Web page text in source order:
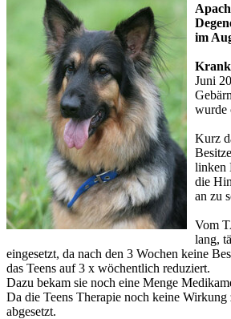
im
Juni
wurde
Kurz
linken
die
an zu
Vom
lang,
eingesetzt, da nach den 3 Wochen keine
das Teens auf 3 x wöchentlich reduziert.
Dazu bekam sie noch eine Menge
Da die Teens Therapie noch keine Wirkung
abgesetzt.